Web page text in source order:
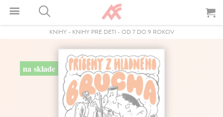
KNIHY- KNIHY PRE DETI - OD 7 DO 9 ROKOV
na sklade